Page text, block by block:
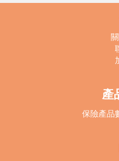
產
保險產品